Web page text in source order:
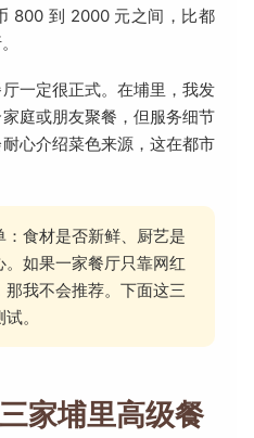
800 到 2000 元之间，比都
一定很正式。在埔里，我发
庭或朋友聚餐，但服务细节
心介绍菜色来源，这在都市
食材是否新鲜、厨艺是
如果一家餐厅只靠网红
我不会推荐。下面这三
。
家埔里高级餐